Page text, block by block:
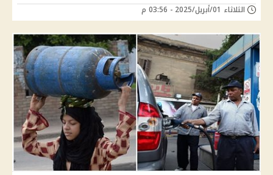
الثلاثاء 01/أبريل/2025 - 03:56 م